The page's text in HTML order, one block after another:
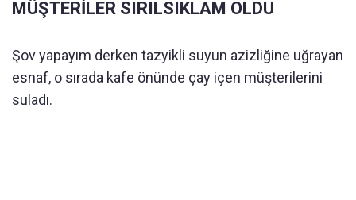
MÜŞTERİLER SIRILSIKLAM OLDU
Şov yapayım derken tazyikli suyun azizliğine uğrayan
esnaf, o sırada kafe önünde çay içen müşterilerini
suladı.